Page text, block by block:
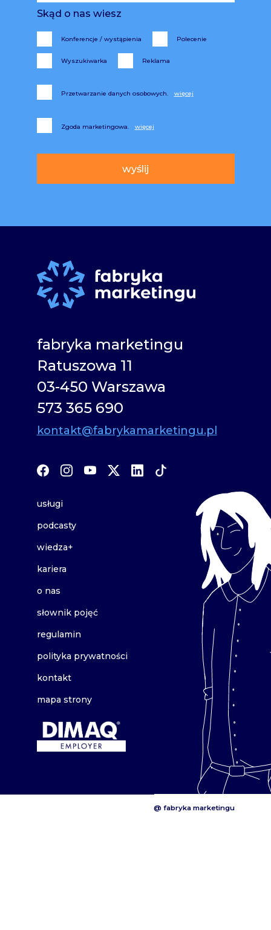
Skąd o nas wiesz
Konferencje / wystąpienia Polecenie
Wyszukiwarka Reklama
Przetwarzanie danych osobowych.
Zgoda marketingowa.
fabryka marketingu
Ratuszowa 11
03-450 Warszawa
573 365 690
kontakt@fabrykamarketingu.pl
usługi
podcasty
wiedza+
kariera
o nas
słownik pojęć
regulamin
polityka prywatności
kontakt
mapa strony
@ fabryka marketingu